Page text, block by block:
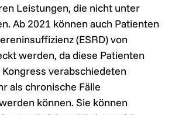
Leistungen, die nicht unter
Ab 2021 können auch Patienten
(ESRD) von
werden, da diese Patienten
verabschiedeten
als chronische Fälle
können. Sie können